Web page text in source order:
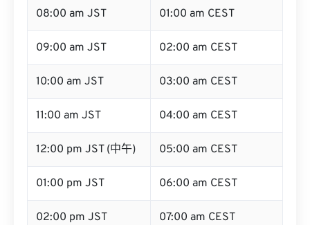
08:00 am JST 01:00 am CEST
09:00 am JST 02:00 am CEST
10:00 am JST 03:00 am CEST
11:00 am JST 04:00 am CEST
12:00 pm JST (中午) 05:00 am CEST
01:00 pm JST 06:00 am CEST
02:00 pm JST 07:00 am CEST